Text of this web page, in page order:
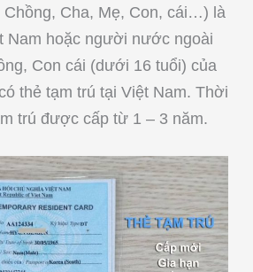
Chồng, Cha, Mẹ, Con, cái…) là
Nam hoặc người nước ngoài
Con cái (dưới 16 tuổi) của
thẻ tạm trú tại Việt Nam. Thời
trú được cấp từ 1 – 3 năm.